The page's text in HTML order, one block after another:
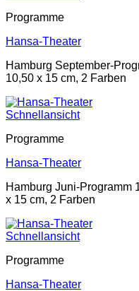
Programme
Hansa-Theater
Hamburg September-
10,50 x 15 cm, 2 Farben
Schnellansicht
Programme
Hansa-Theater
Hamburg Juni-Programm
x 15 cm, 2 Farben
Schnellansicht
Programme
Hansa-Theater